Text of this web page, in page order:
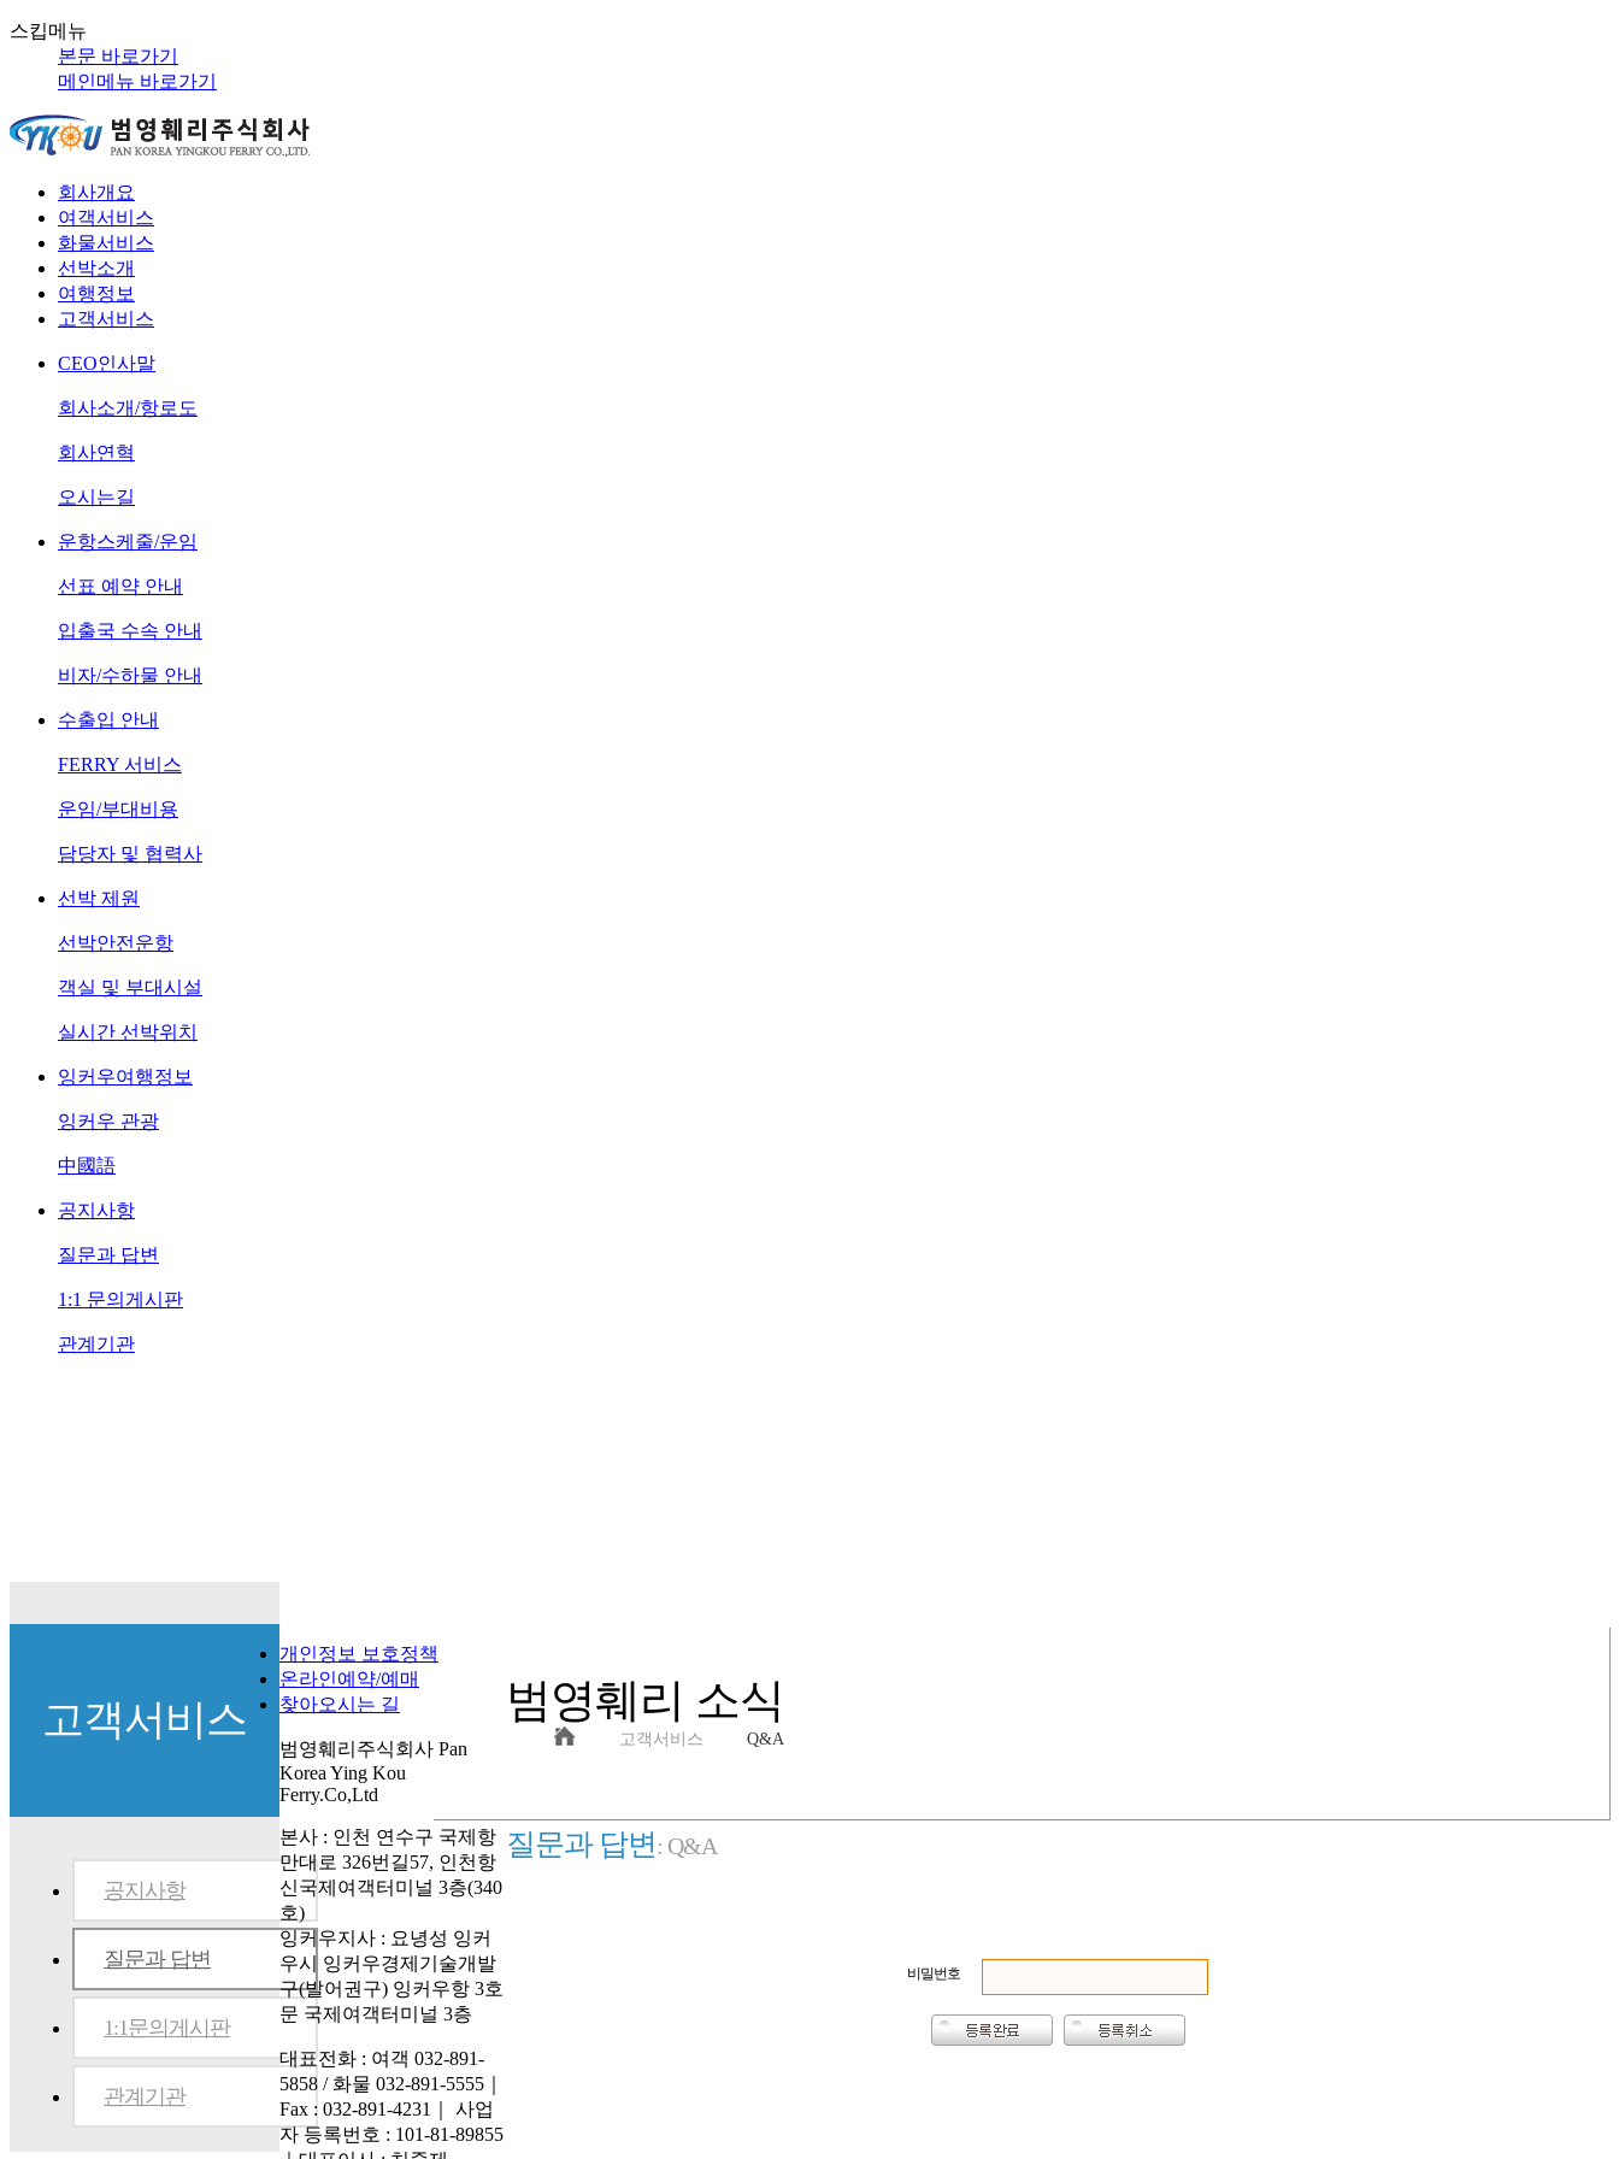
스킵메뉴
본문 바로가기
메인메뉴 바로가기
회사개요
여객서비스
화물서비스
선박소개
여행정보
고객서비스
CEO인사말
회사소개/항로도
회사연혁
오시는길
운항스케줄/운임
선표 예약 안내
입출국 수속 안내
비자/수하물 안내
수출입 안내
FERRY 서비스
운임/부대비용
담당자 및 협력사
선박 제원
선박안전운항
객실 및 부대시설
실시간 선박위치
잉커우여행정보
잉커우 관광
中國語
공지사항
질문과 답변
1:1 문의게시판
관계기관
고객서비스
공지사항
질문과 답변
1:1문의게시판
관계기관
고객서비스 Q&A
범영훼리 소식
질문과 답변 : Q&A
비밀번호
개인정보 보호정책
온라인예약/예매
찾아오시는 길
범영훼리주식회사 Pan
Korea Ying Kou
Ferry.Co,Ltd
본사 : 인천 연수구 국제항
만대로 326번길57, 인천항
신국제여객터미널 3층(340
호)
잉커우지사 : 요녕성 잉커
우시 잉커우경제기술개발
구(발어권구) 잉커우항 3호
문 국제여객터미널 3층
대표전화 : 여객 032-891-
5858 / 화물 032-891-5555
Fax : 032-891-4231
사업
자 등록번호 : 101-81-89855